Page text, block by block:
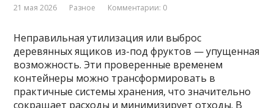
21 мая 2026 Разное Комментарии: 0
Неправильная утилизация или выброс
деревянных ящиков из-под фруктов — упущенная
возможность. Эти проверенные временем
контейнеры можно трансформировать в
практичные системы хранения, что значительно
сокращает расходы и минимизирует отходы. В